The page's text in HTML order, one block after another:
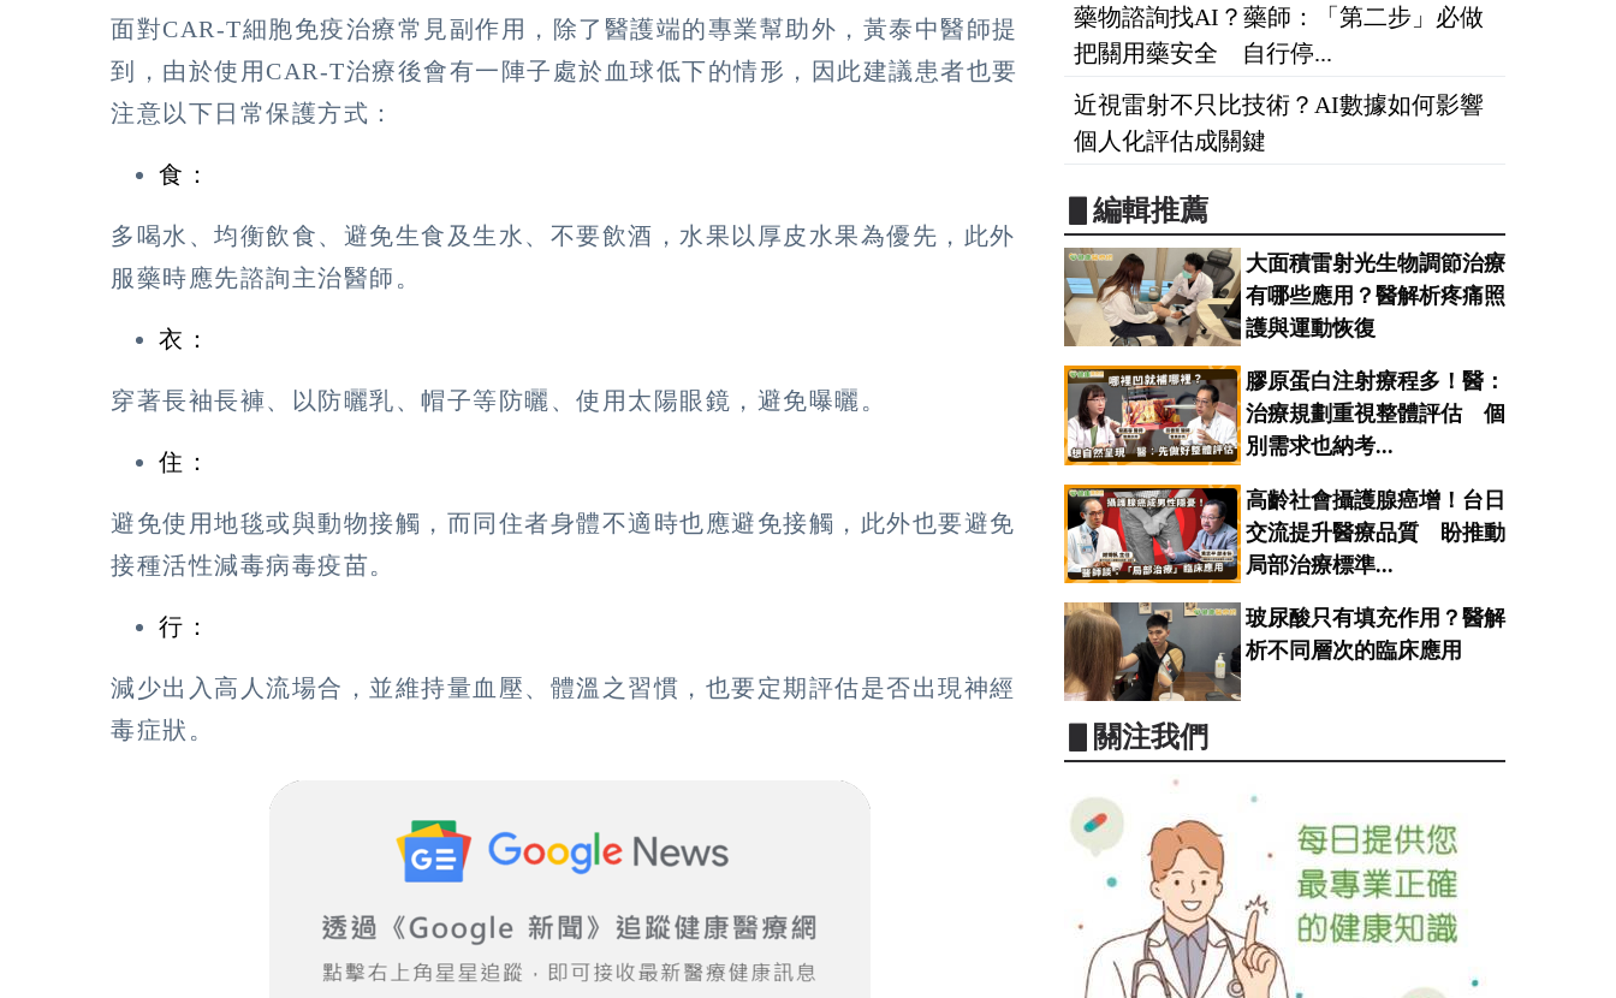
面對CAR-T細胞免疫治療常見副作用，除了醫護端的專業幫助外，黃泰中醫師提
到，由於使用CAR-T治療後會有一陣子處於血球低下的情形，因此建議患者也要
注意以下日常保護方式：
食：
多喝水、均衡飲食、避免生食及生水、不要飲酒，水果以厚皮水果為優先，此外
服藥時應先諮詢主治醫師。
衣：
穿著長袖長褲、以防曬乳、帽子等防曬、使用太陽眼鏡，避免曝曬。
住：
避免使用地毯或與動物接觸，而同住者身體不適時也應避免接觸，此外也要避免
接種活性減毒病毒疫苗。
行：
減少出入高人流場合，並維持量血壓、體溫之習慣，也要定期評估是否出現神經
毒症狀。
藥物諮詢找AI？藥師：「第二步」必做
把關用藥安全 自行停...
近視雷射不只比技術？AI數據如何影響
個人化評估成關鍵
▋編輯推薦
大面積雷射光生物調節治療
有哪些應用？醫解析疼痛照
護與運動恢復
膠原蛋白注射療程多！醫：
治療規劃重視整體評估 個
別需求也納考...
高齡社會攝護腺癌增！台日
交流提升醫療品質 盼推動
局部治療標準...
玻尿酸只有填充作用？醫解
析不同層次的臨床應用
▋關注我們